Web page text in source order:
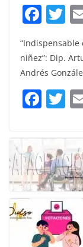
F
c
e
b
o
k
T
w
itt
er
niñez”: Dip.
Andrés
F
c
e
b
o
o
k
T
itt
er